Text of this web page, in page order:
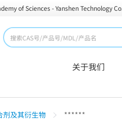
of Sciences - Yanshen Technology
关于我们
剂及其衍生物 ******